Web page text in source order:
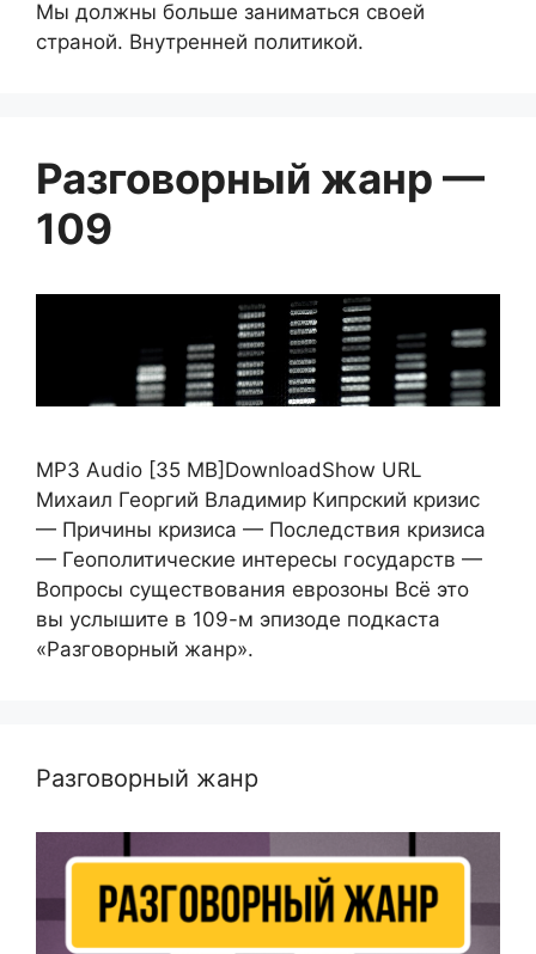
Мы должны больше заниматься своей
страной. Внутренней политикой.
Разговорный жанр —
109
MP3 Audio [35 MB]DownloadShow URL
Михаил Георгий Владимир Кипрский кризис
— Причины кризиса — Последствия кризиса
— Геополитические интересы государств —
Вопросы существования еврозоны Всё это
вы услышите в 109-м эпизоде подкаста
«Разговорный жанр».
Разговорный жанр